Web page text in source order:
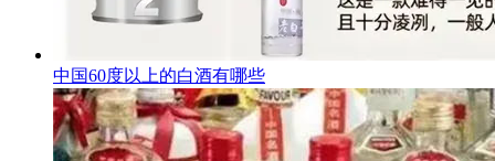
中国60度以上的白酒有哪些